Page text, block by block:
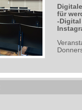
für
-